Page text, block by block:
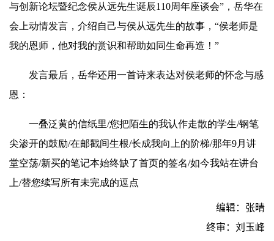
与创新论坛暨纪念侯从远先生诞辰110周年座谈会”， 岳华在
会上动情发言，介绍自己与侯从远先生的故事，“侯老师是
我的恩师，他对我的赏识和帮助如同生命再造！”
发言最后， 岳华还用一首诗来表达对侯老师的怀念与感
恩：
一叠泛黄的信纸里/您把陌生的我认作走散的学生/钢笔
尖渗开的鼓励/在邮戳间生根/长成我向上的阶梯/那年9月讲
堂空荡/新买的笔记本始终缺了首页的签名/如今我站在讲台
上/替您续写所有未完成的逗点
编辑：张晴
终审：刘玉峰